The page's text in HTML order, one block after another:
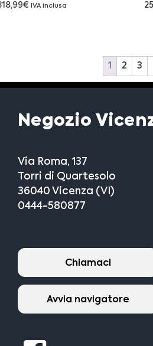
€ IVA inclusa
1 2 3
Negozio
Via Roma, 137
Torri di Quartesolo
36040 Vicenza (VI)
0444-580877
Chiamaci
Avvia navigatore